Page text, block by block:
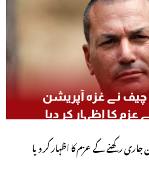
رکھنے کے عزم کا اظہار کر دیا